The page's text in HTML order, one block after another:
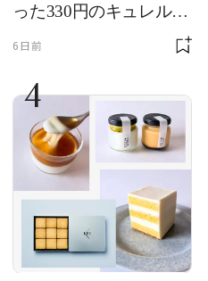
った330円のキュレル名
6日前
4